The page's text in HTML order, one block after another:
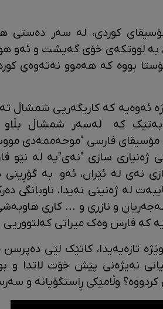
کوردی، لە سەر دەستی
بە لووتکەی خۆی گەیشت و ئەو
بووە کە هەموو نەتەوەی
ئەوەیە کە کاریگەریی شمشاڵ
کە لەسەر شمشاڵ بڵاو
مۆسیقای فارسی "موحەممەدی
ژەنیاری سازی "نەی"یە لە نێو
نەی لە ئێران، ئەو بە
لە ژەنینی نەیدا، ناوبانگی
و نازری و ... کاری
کە فارس وەک میراتی کەلتووریی
تازەیەیدا، کاتێک لێی
نەیژەنی پێش خۆت لاتدا و
وڵامێکی ڕاستگۆیانە و